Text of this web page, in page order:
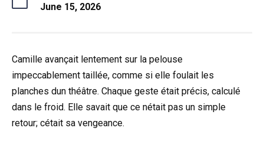
June 15, 2026
Camille avançait lentement sur la pelouse
impeccablement taillée, comme si elle foulait les
planches dun théâtre. Chaque geste était précis, calculé
dans le froid. Elle savait que ce nétait pas un simple
retour; cétait sa vengeance.